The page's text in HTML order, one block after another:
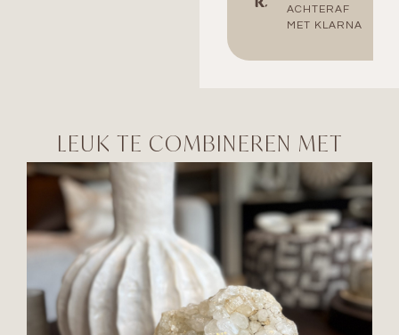
ACHTERAF
MET KLARNA
LEUK TE COMBINEREN MET